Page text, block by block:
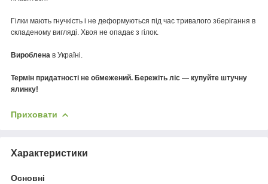
Гілки мають гнучкість і не деформуються під час тривалого зберігання в
складеному вигляді. Хвоя не опадає з гілок.
Вироблена в Україні.
Термін придатності не обмежений. Бережіть ліс — купуйте штучну
ялинку!
Приховати
Характеристики
Основні